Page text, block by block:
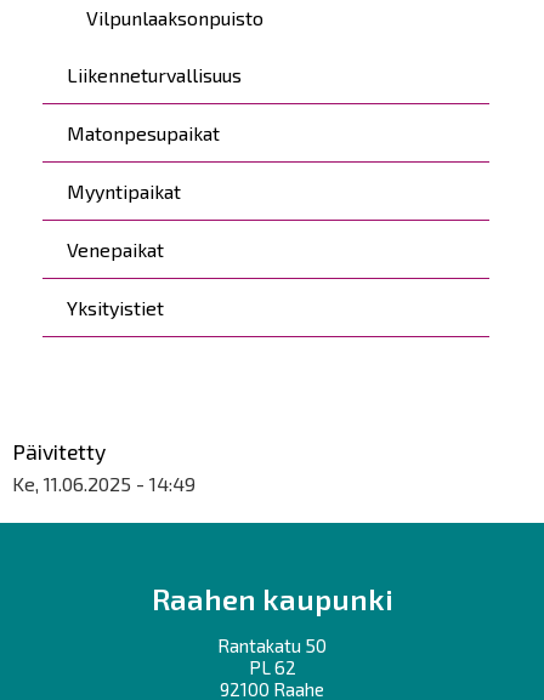
Vilpunlaaksonpuisto
Liikenneturvallisuus
Matonpesupaikat
Myyntipaikat
Venepaikat
Yksityistiet
Päivitetty
Ke, 11.06.2025 - 14:49
Raahen kaupunki
Rantakatu 50
PL 62
92100 Raahe